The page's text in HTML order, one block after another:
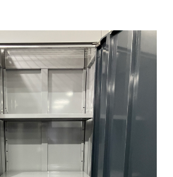
機設置あり